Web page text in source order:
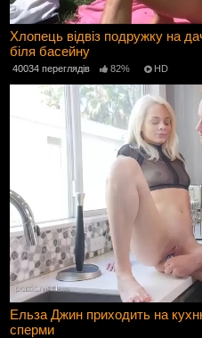
Хлопець відвіз подружку на
біля басейну
40034 переглядів 82% HD
Ельза Джин приходить на
сперми